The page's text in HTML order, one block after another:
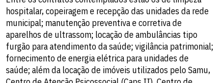
hospitalar, copeiragem e recepção das unidades da rede
municipal; manutenção preventiva e corretiva de
aparelhos de ultrassom; locação de ambulâncias tipo
furgão para atendimento da saúde; vigilância patrimonial;
fornecimento de energia elétrica para unidades de
saúde; além da locação de imóveis utilizados pelo Samu,